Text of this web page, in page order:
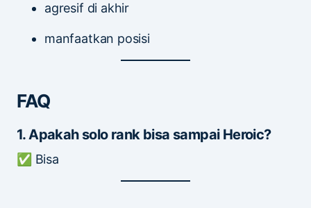
agresif di akhir
manfaatkan posisi
FAQ
1. Apakah solo rank bisa sampai Heroic?
✅ Bisa